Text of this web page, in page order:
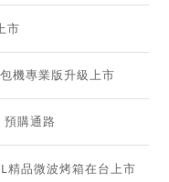
市
機專業版升級上市
購通路
品微波烤箱在台上市